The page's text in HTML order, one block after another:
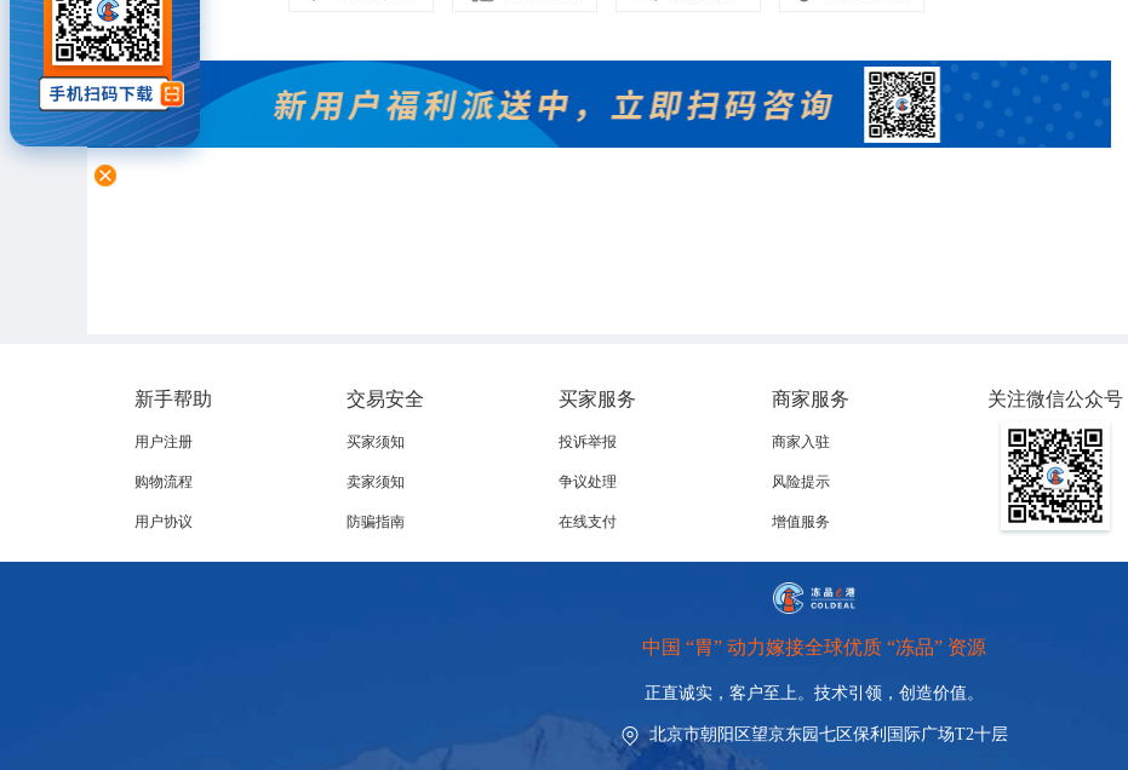
新手帮助
用户注册
购物流程
用户协议
交易安全
买家须知
卖家须知
防骗指南
买家服务
投诉举报
争议处理
在线支付
商家服务
商家入驻
风险提示
增值服务
关注微信公众号
中国 “胃” 动力嫁接全球优质 “冻品” 资源
正直诚实，客户至上。技术引领， 创造价值。
北京市朝阳区望京东园七区保利国际广场T2十层